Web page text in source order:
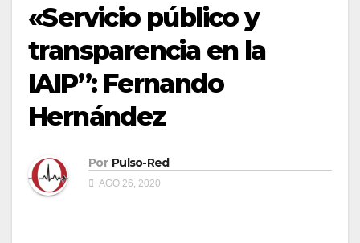
«Servicio público y
transparencia en la
IAIP”: Fernando
Hernández
Por Pulso-Red
AGO 26, 2020